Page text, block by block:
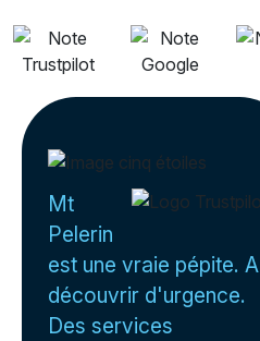
Mt
Pelerin
est une vraie pépite. A
découvrir d'urgence.
Des services